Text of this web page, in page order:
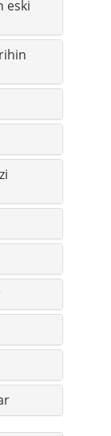
eski